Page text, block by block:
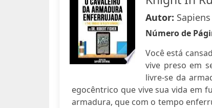
Autor:
Número de
Você está
vive preso em
livre-se da
egocêntrico que vive sua vida em
armadura, que com o tempo